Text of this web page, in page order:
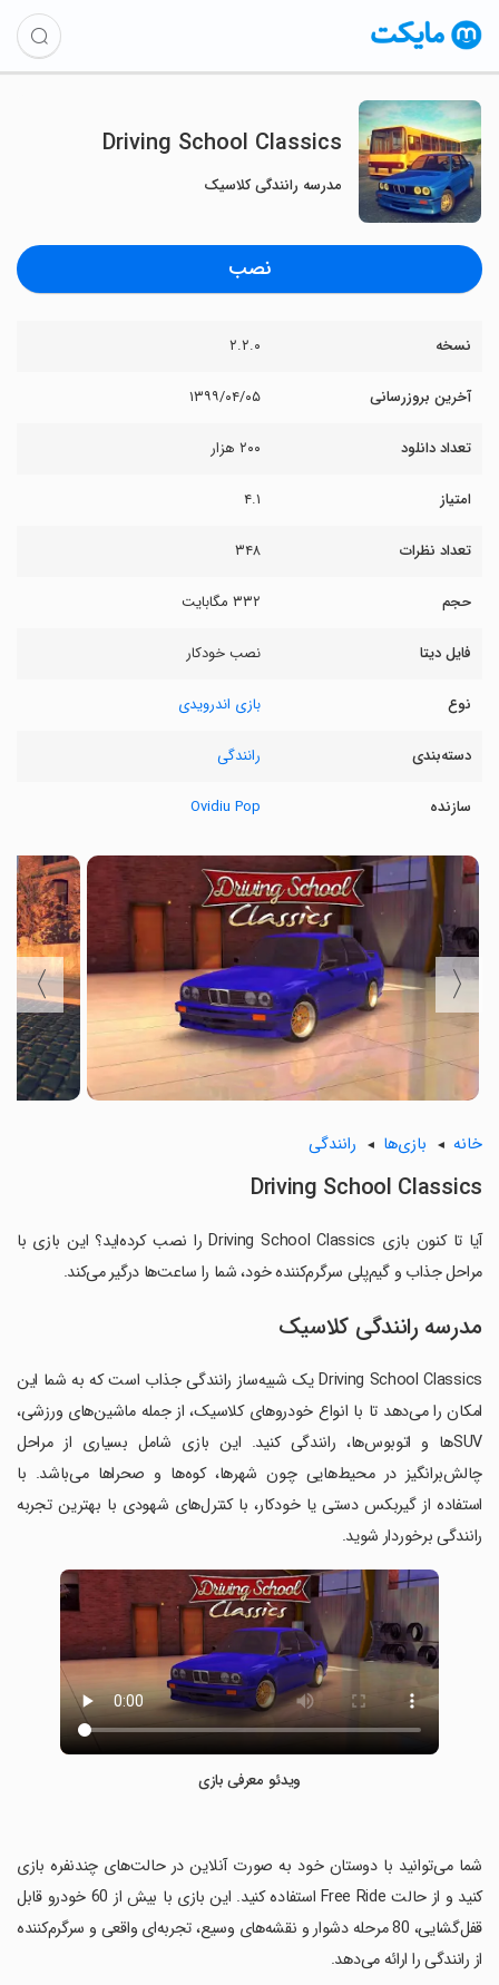
Driving School Classics
مدرسه رانندگی کلاسیک
نصب
نسخه ۲.۲.۰
آخرین بروزرسانی ۱۳۹۹/۰۴/۰۵
تعداد دانلود ۲۰۰ هزار
امتیاز ۴.۱
تعداد نظرات ۳۴۸
حجم ۳۳۲ مگابایت
فایل دیتا نصب خودکار
نوع بازی اندرویدی
دسته‌بندی رانندگی
سازنده Ovidiu Pop
〈
〉
خانه بازی‌ها رانندگی
Driving School Classics
آیا تا کنون بازی Driving School Classics را نصب کرده‌اید؟ این بازی با
مراحل جذاب و گیم‌پلی سرگرم‌کننده خود، شما را ساعت‌ها درگیر می‌کند.
مدرسه رانندگی کلاسیک
Driving School Classics یک شبیه‌ساز رانندگی جذاب است که به شما این
امکان را می‌دهد تا با انواع خودروهای کلاسیک، از جمله ماشین‌های ورزشی،
SUVها و اتوبوس‌ها، رانندگی کنید. این بازی شامل بسیاری از مراحل
چالش‌برانگیز در محیط‌هایی چون شهرها، کوه‌ها و صحراها می‌باشد. با
استفاده از گیربکس دستی یا خودکار، با کنترل‌های شهودی با بهترین تجربه
رانندگی برخوردار شوید.
ویدئو معرفی بازی
‏شما می‌توانید با دوستان خود به صورت آنلاین در حالت‌های چندنفره بازی
کنید و از حالت Free Ride استفاده کنید. این بازی با بیش از 60 خودرو قابل
قفل‌گشایی، 80 مرحله دشوار و نقشه‌های وسیع، تجربه‌ای واقعی و سرگرم‌کننده
از رانندگی را ارائه می‌دهد.